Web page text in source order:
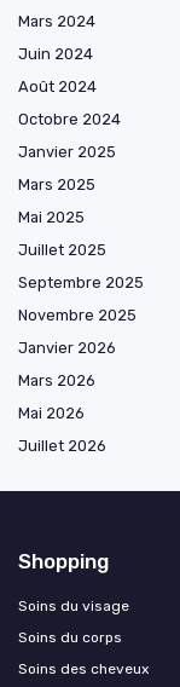
Mars 2024
Juin 2024
Août 2024
Octobre 2024
Janvier 2025
Mars 2025
Mai 2025
Juillet 2025
Septembre 2025
Novembre 2025
Janvier 2026
Mars 2026
Mai 2026
Juillet 2026
Shopping
Soins du visage
Soins du corps
Soins des cheveux